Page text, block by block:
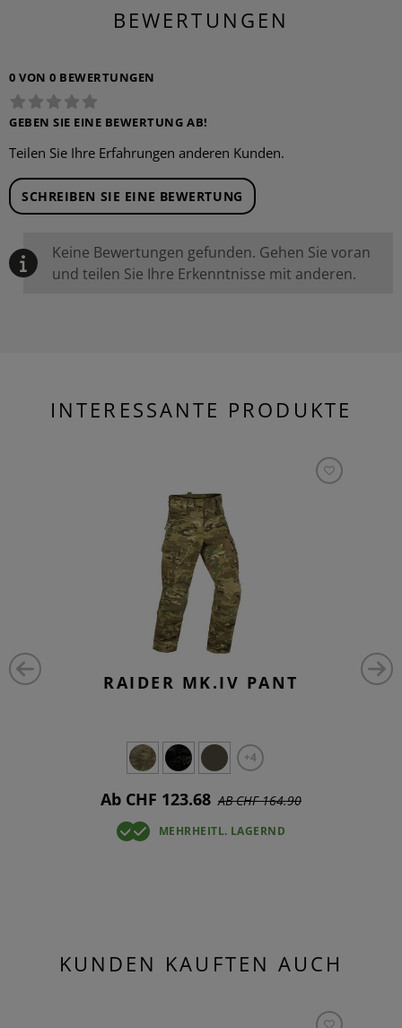
BEWERTUNGEN
0 VON 0 BEWERTUNGEN
GEBEN SIE EINE BEWERTUNG AB!
Teilen Sie Ihre Erfahrungen anderen Kunden.
SCHREIBEN SIE EINE BEWERTUNG
Keine Bewertungen gefunden. Gehen Sie voran
und teilen Sie Ihre Erkenntnisse mit anderen.
INTERESSANTE PRODUKTE
RAIDER MK.IV PANT
+4
Ab CHF 123.68 AB CHF 164.90
MEHRHEITL. LAGERND
KUNDEN KAUFTEN AUCH